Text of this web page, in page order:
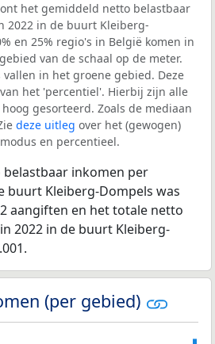
het gemiddeld netto belastbaar
2022 in de buurt Kleiberg-
en 25% regio's in België komen in
van de schaal op de meter.
vallen in het groene gebied. Deze
het 'percentiel'. Hierbij zijn alle
gesorteerd. Zoals de mediaan
deze uitleg over het (gewogen)
en percentieel.
inkomen per
buurt Kleiberg-Dompels was
aangiften en het totale netto
2022 in de buurt Kleiberg-
(per gebied)